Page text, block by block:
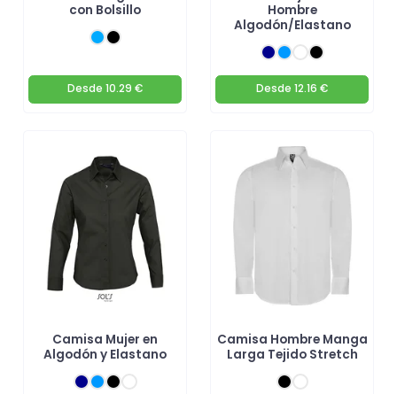
con Bolsillo
Desde 10.29 €
Hombre
Algodón/Elastano
Desde 12.16 €
Camisa Mujer en
Algodón y Elastano
Camisa Hombre Manga
Larga Tejido Stretch